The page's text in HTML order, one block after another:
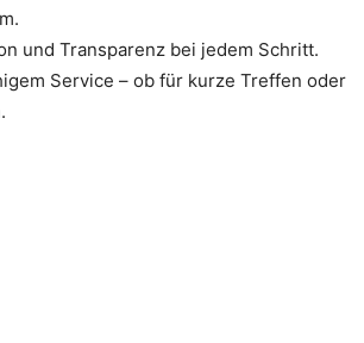
und Transparenz bei jedem Schritt.
Service – ob für kurze Treffen oder